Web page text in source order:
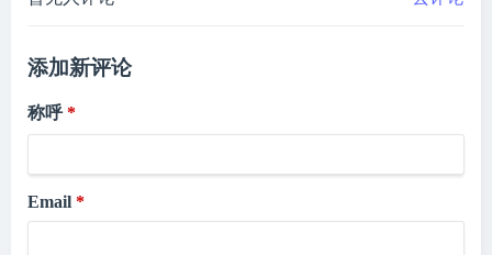
添加新评论
称呼
Email